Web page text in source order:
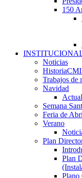
150
Noticias
Trabajos de
Navidad
Semana
Feria de
Verano
Plan
Plan
Plano